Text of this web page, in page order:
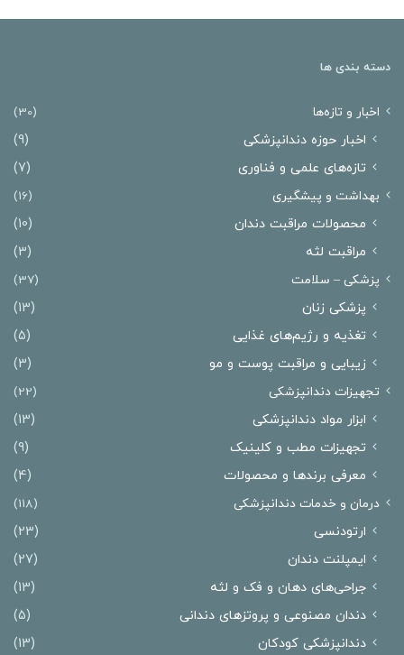
دسته بندی ها
اخبار و تازه‌ها (30)
اخبار حوزه دندانپزشکی
(9)
تازه‌های علمی و فناوری
(7)
بهداشت و پیشگیری (16)
محصولات مراقبت دندان
(10)
مراقبت لثه
(3)
پزشکی – سلامت (37)
پزشکی زنان
(13)
تغذیه و رژیم‌های غذایی
(5)
زیبایی و مراقبت پوست و مو
(3)
تجهیزات دندانپزشکی (22)
ابزار مواد دندانپزشکی
(13)
تجهیزات مطب و کلینیک
(9)
معرفی برندها و محصولات
(4)
درمان‌ و خدمات دندانپزشکی (118)
ارتودنسی
(23)
ایمپلنت دندان
(27)
جراحی‌های دهان و فک و لثه
(13)
دندان مصنوعی و پروتزهای دندانی
(5)
دندانپزشکی کودکان
(13)